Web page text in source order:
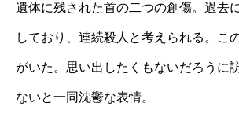
遺体に残された首の二つの創傷。過去
しており、連続殺人と考えられる。こ
がいた。思い出したくもないだろうに
ないと一同沈鬱な表情。